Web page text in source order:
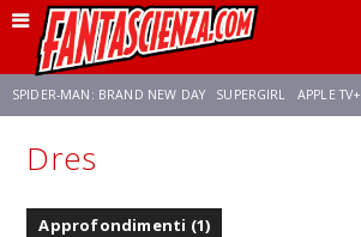
SPIDER-MAN: BRAND NEW DAY SUPERGIRL APPLE TV+
FRANCO RICCIARDIELLO
Dres
Approfondimenti (1)